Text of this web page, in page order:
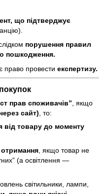
що підтверджує
порушення правил
пошкодження.
право провести експертизу.
прав споживачів” , якщо
сайт) , то:
від товару до моменту
отримання , якщо товар не
(а освітлення —
світильники, лампи,